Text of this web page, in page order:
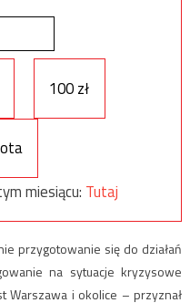
100 zł
miesiącu: Tutaj
przygotowanie się do działań
na sytuacje kryzysowe
Warszawa i okolice – przyznał